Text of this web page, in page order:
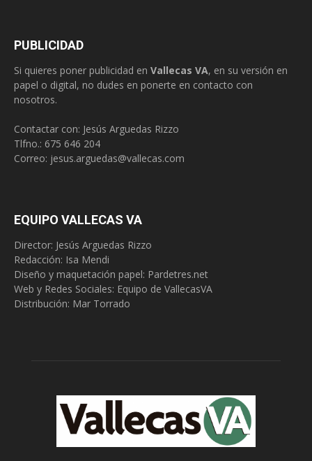
PUBLICIDAD
Si quieres poner publicidad en Vallecas VA, en su versión en
papel o digital, no dudes en ponerte en contacto con
nosotros.
Contactar con: Jesús Arguedas Rizzo
Tlfno.: 675 646 204
Correo: jesus.arguedas@vallecas.com
EQUIPO VALLECAS VA
Director: Jesús Arguedas Rizzo
Redacción: Isa Mendi
Diseño y maquetación papel: Pardetres.net
Web y Redes Sociales: Equipo de VallecasVA
Distribución: Mar Torrado